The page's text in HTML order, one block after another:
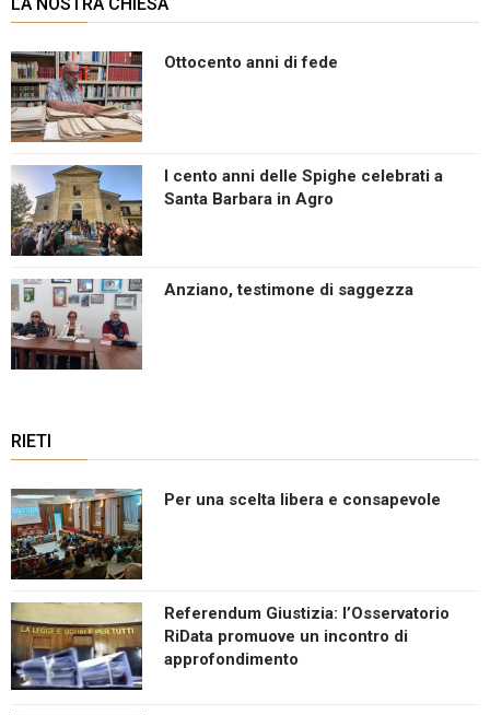
Ottocento anni di fede
I cento anni delle Spighe celebrati a
Santa Barbara in Agro
Anziano, testimone di saggezza
RIETI
Per una scelta libera e consapevole
Referendum Giustizia: l’Osservatorio
RiData promuove un incontro di
approfondimento